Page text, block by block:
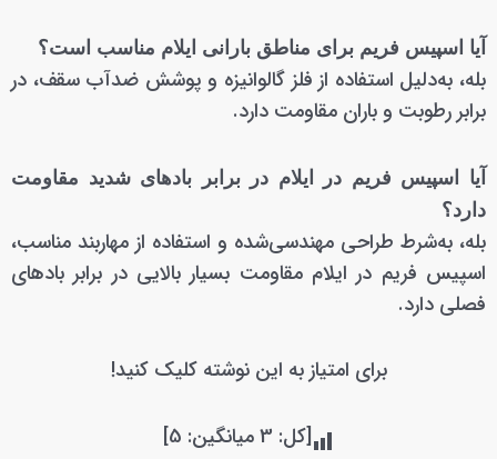
آیا اسپیس فریم برای مناطق بارانی ایلام مناسب است؟
بله، به‌دلیل استفاده از فلز گالوانیزه و پوشش ضدآب سقف، در
برابر رطوبت و باران مقاومت دارد.
آیا اسپیس فریم در ایلام در برابر بادهای شدید مقاومت
دارد؟
بله، به‌شرط طراحی مهندسی‌شده و استفاده از مهاربند مناسب،
اسپیس فریم در ایلام مقاومت بسیار بالایی در برابر بادهای
فصلی دارد.
برای امتیاز به این نوشته کلیک کنید!
[کل: 3میانگین: 5
]